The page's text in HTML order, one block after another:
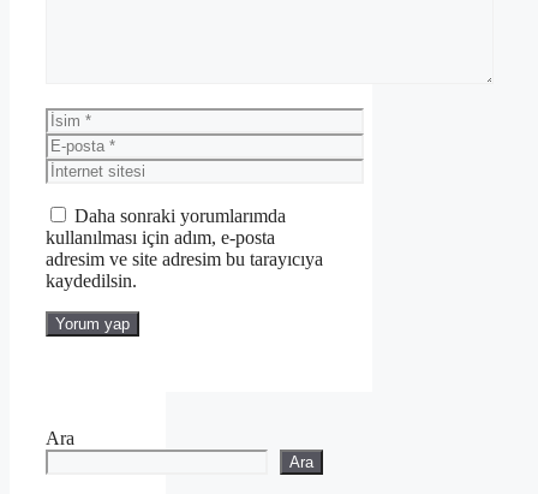
İsim
E-
posta
İnternet
sitesi
Daha sonraki yorumlarımda
kullanılması için adım, e-posta
adresim ve site adresim bu tarayıcıya
kaydedilsin.
Ara
Ara